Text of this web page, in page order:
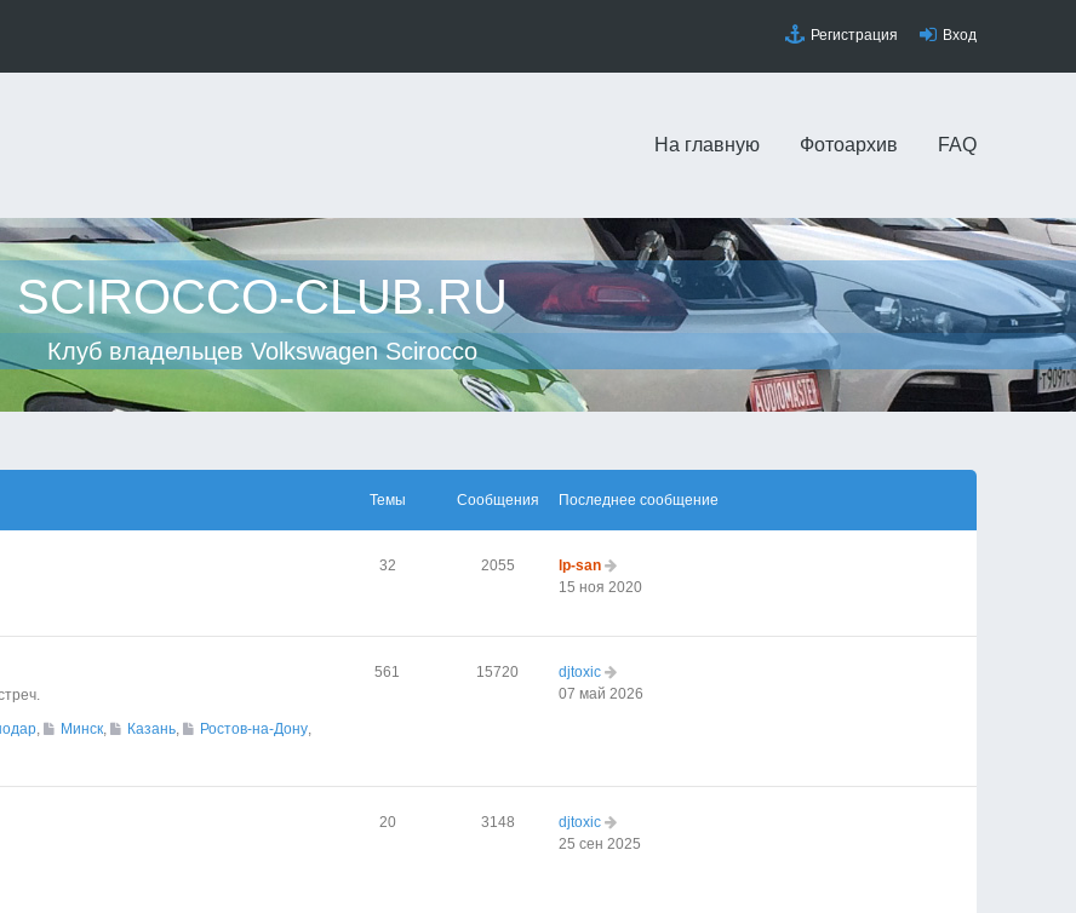
Регистрация Вход
На главную Фотоархив FAQ
SCIROCCO-CLUB.RU
Клуб владельцев Volkswagen Scirocco
Темы Сообщения Последнее сообщение
32 2055
lp-san
15 ноя 2020
, Минск, Казань, Ростов-на-Дону,
561 15720
djtoxic
07 май 2026
20 3148
djtoxic
25 сен 2025